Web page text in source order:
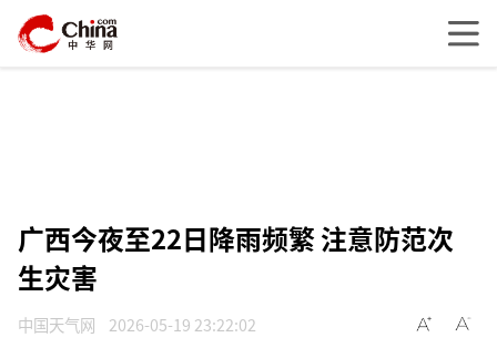
广西今夜至22日降雨频繁 注意防范次
生灾害
中国天气网 2026-05-19 23:22:02